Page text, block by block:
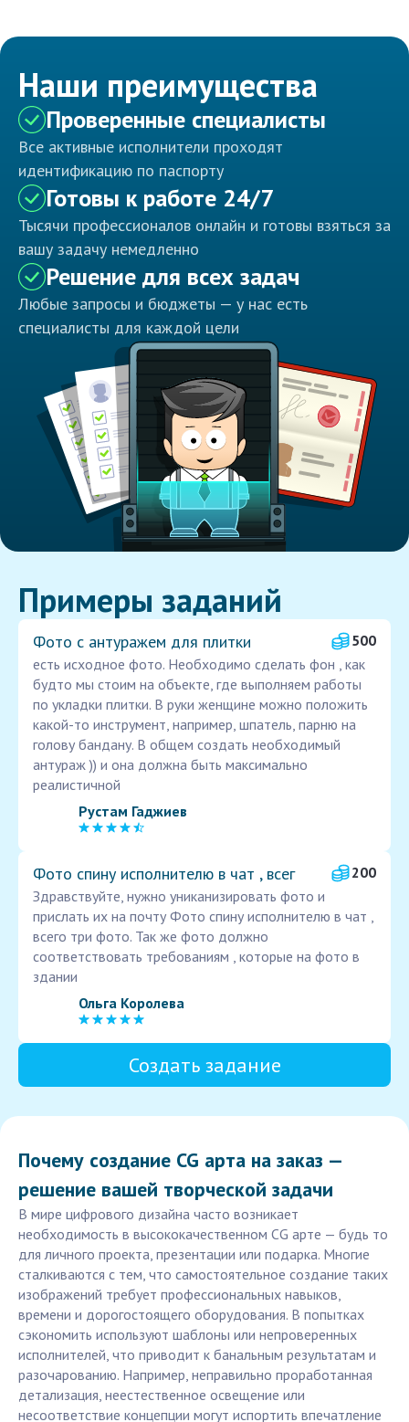
Наши преимущества
Проверенные специалисты
Все активные исполнители проходят
идентификацию по паспорту
Готовы к работе 24/7
Тысячи профессионалов онлайн и готовы взяться за
вашу задачу немедленно
Решение для всех задач
Любые запросы и бюджеты — у нас есть
специалисты для каждой цели
Примеры заданий
Фото с антуражем для плитки
500
есть исходное фото. Необходимо сделать фон , как
будто мы стоим на объекте, где выполняем работы
по укладки плитки. В руки женщине можно положить
какой-то инструмент, например, шпатель, парню на
голову бандану. В общем создать необходимый
антураж )) и она должна быть максимально
реалистичной
Рустам Гаджиев
Фото спину исполнителю в чат , всег
200
Здравствуйте, нужно униканизировать фото и
прислать их на почту Фото спину исполнителю в чат ,
всего три фото. Так же фото должно
соответствовать требованиям , которые на фото в
здании
Ольга Королева
Создать задание
Почему создание CG арта на заказ —
решение вашей творческой задачи
В мире цифрового дизайна часто возникает
необходимость в высококачественном CG арте — будь то
для личного проекта, презентации или подарка. Многие
сталкиваются с тем, что самостоятельное создание таких
изображений требует профессиональных навыков,
времени и дорогостоящего оборудования. В попытках
сэкономить используют шаблоны или непроверенных
исполнителей, что приводит к банальным результатам и
разочарованию. Например, неправильно проработанная
детализация, неестественное освещение или
несоответствие концепции могут испортить впечатление